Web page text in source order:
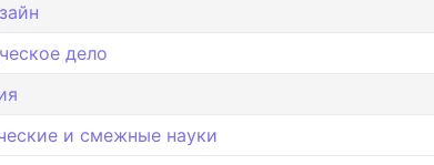
дело
и смежные науки